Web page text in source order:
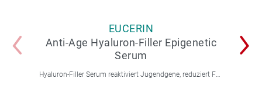
EUCERIN
Anti-Age Hyaluron-Filler Epigenetic
Serum